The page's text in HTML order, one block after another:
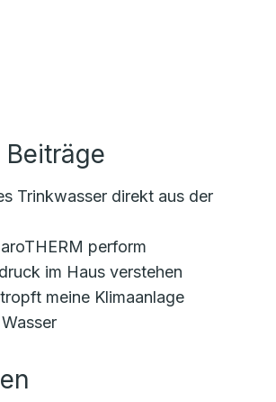
Beiträge
Trinkwasser direkt aus der
perform
im Haus verstehen
meine Klimaanlage